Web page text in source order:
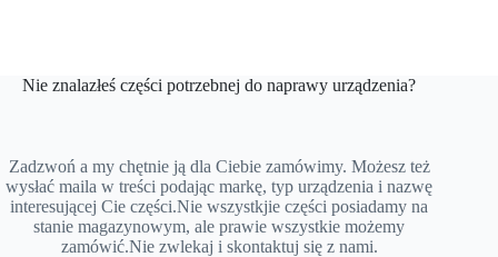
Nie znalazłeś części potrzebnej do naprawy urządzenia?
Zadzwoń a my chętnie ją dla Ciebie zamówimy. Możesz też
wysłać maila w treści podając markę, typ urządzenia i nazwę
interesującej Cie części.Nie wszystkjie części posiadamy na
stanie magazynowym, ale prawie wszystkie możemy
zamówić.Nie zwlekaj i skontaktuj się z nami.